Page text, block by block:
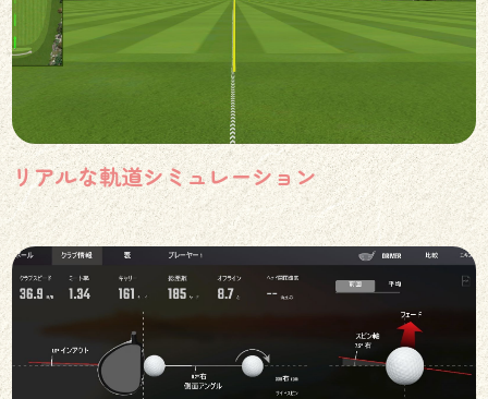
リアルな軌道シミュレーション